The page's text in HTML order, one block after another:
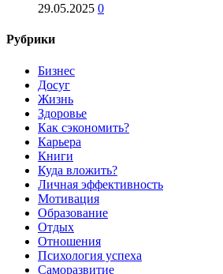
29.05.2025 0
Рубрики
Бизнес
Досуг
Жизнь
Здоровье
Как сэкономить?
Карьера
Книги
Куда вложить?
Личная эффективность
Мотивация
Образование
Отдых
Отношения
Психология успеха
Саморазвитие